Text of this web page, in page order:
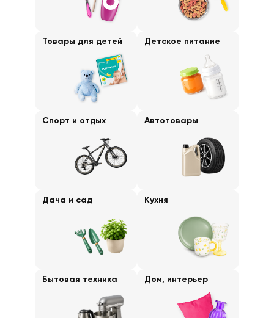
Товары для детей Детское питание
Спорт и отдых Автотовары
Дача и сад Кухня
Бытовая техника Дом, интерьер